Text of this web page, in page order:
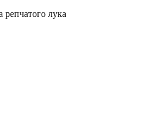
репчатого лука